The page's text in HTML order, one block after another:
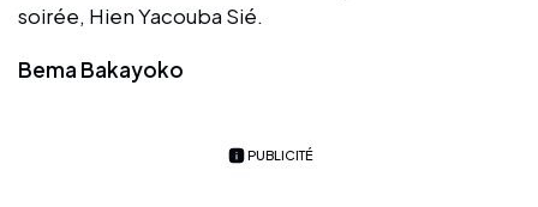
soirée, Hien Yacouba Sié.
Bema Bakayoko
PUBLICITÉ